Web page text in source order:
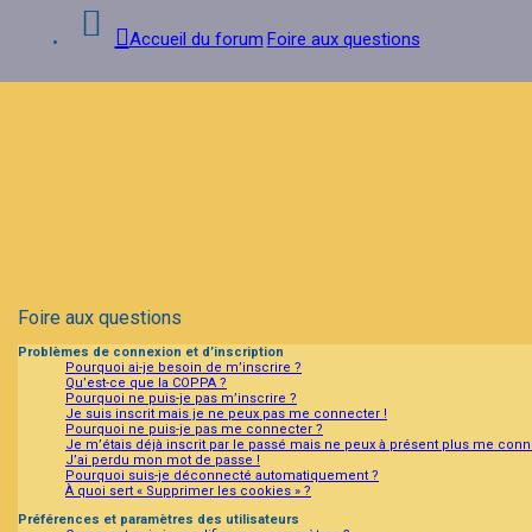
Accueil du forum Foire aux questions
Foire aux questions
Problèmes de connexion et d’inscription
Pourquoi ai-je besoin de m’inscrire ?
Qu’est-ce que la COPPA ?
Pourquoi ne puis-je pas m’inscrire ?
Je suis inscrit mais je ne peux pas me connecter !
Pourquoi ne puis-je pas me connecter ?
Je m’étais déjà inscrit par le passé mais ne peux à présent plus me
J’ai perdu mon mot de passe !
Pourquoi suis-je déconnecté automatiquement ?
À quoi sert « Supprimer les cookies » ?
Préférences et paramètres des utilisateurs